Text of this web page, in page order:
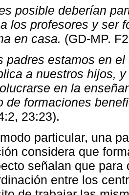
posible deberían
los profesores y ser
en casa. (GD-MP.
padres estamos en
a nuestros hijos,
en la
de formaciones
23:23).
particular, una
considera que
señalan que
entre los